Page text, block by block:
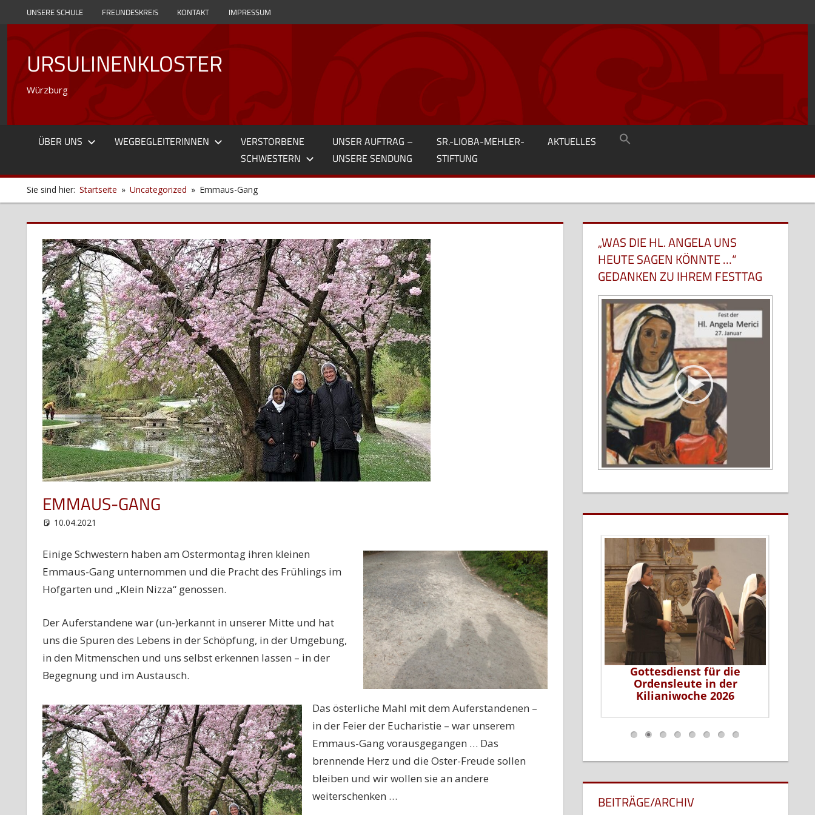
Inhalt
springen
UNSERE SCHULE FREUNDESKREIS KONTAKT IMPRESSUM
URSULINENKLOSTER
Würzburg
ÜBER UNS WEGBEGLEITERINNEN
VERSTORBENE
SCHWESTERN
UNSER AUFTRAG –
UNSERE SENDUNG
SR.-LIOBA-MEHLER-
STIFTUNG
AKTUELLES
Sie sind hier: Startseite Uncategorized Emmaus-Gang
EMMAUS-GANG
10.04.2021
Einige Schwestern haben am Ostermontag ihren kleinen
Emmaus-Gang unternommen und die Pracht des Frühlings im
Hofgarten und „Klein Nizza“ genossen.
Der Auferstandene war (un-)erkannt in unserer Mitte und hat
uns die Spuren des Lebens in der Schöpfung, in der Umgebung,
in den Mitmenschen und uns selbst erkennen lassen – in der
Begegnung und im Austausch.
Das österliche Mahl mit dem Auferstandenen –
in der Feier der Eucharistie – war unserem
Emmaus-Gang vorausgegangen … Das
brennende Herz und die Oster-Freude sollen
bleiben und wir wollen sie an andere
weiterschenken …
„WAS DIE HL. ANGELA UNS
HEUTE SAGEN KÖNNTE …“
GEDANKEN ZU IHREM FESTTAG
Verabschiedung unserer Sr.
Katharina als Schulleiterin
…
Gottesdienst für die
Ordensleute in der
Kilianiwoche 2026
…
BEITRÄGE/ARCHIV